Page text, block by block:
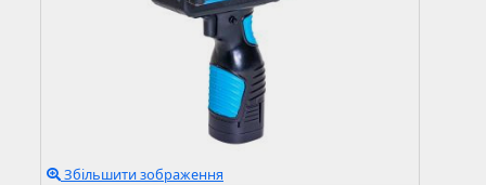
Збільшити зображення